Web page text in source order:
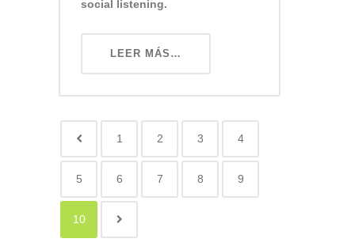
social listening.
LEER MÁS…
1 2 3 4
5 6 7 8 9
10